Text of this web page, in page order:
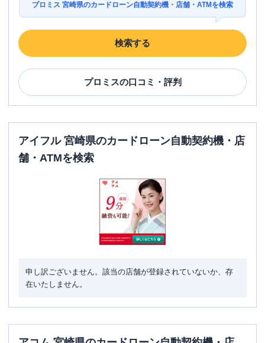
プロミス 宮崎県のカードローン自動契約機・店舗・ATMを検索
検索する
プロミスの口コミ・評判
アイフル 宮崎県のカードローン自動契約機・店
舗・ATMを検索
申し訳ございません。該当の店舗が登録されていないか、存
在いたしません。